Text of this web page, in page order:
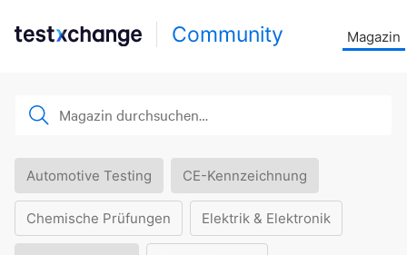
Community Magazin
Automotive Testing CE-Kennzeichnung
Chemische Prüfungen Elektrik & Elektronik